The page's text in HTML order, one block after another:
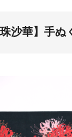
珠沙華】手